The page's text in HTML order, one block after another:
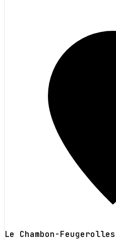
Le Chambon-Feugerolles